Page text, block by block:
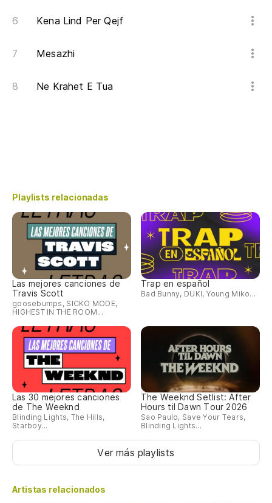
Kena Lind Per Qejf
Mesazhi
Ne Krahet E Tua
Playlists relacionadas
Las mejores canciones de
Travis Scott
goosebumps, SICKO MODE,
HIGHEST IN THE ROOM...
Trap en español
Bad Bunny, DUKI, Young Miko...
Las 30 mejores canciones
de The Weeknd
Blinding Lights, The Hills,
Starboy...
The Weeknd Setlist: After
Hours til Dawn Tour 2026
Sao Paulo, Save Your Tears,
Blinding Lights...
Ver más playlists
Artistas relacionados